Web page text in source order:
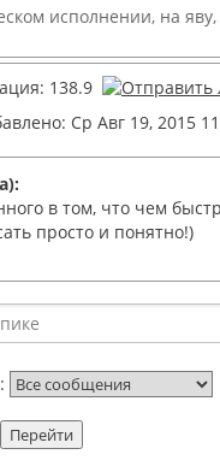
исполнении, на
Ср Авг 19, 2015
в том, что чем
просто и понятно!)